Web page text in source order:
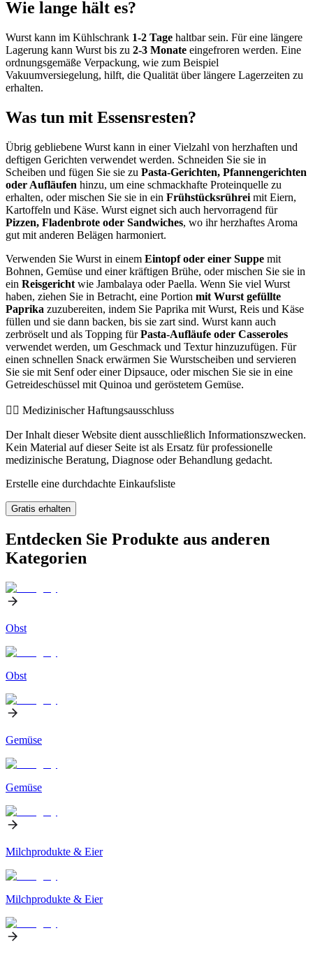
Wie lange hält es?
Wurst kann im Kühlschrank 1-2 Tage haltbar sein. Für eine längere
Lagerung kann Wurst bis zu 2-3 Monate eingefroren werden. Eine
ordnungsgemäße Verpackung, wie zum Beispiel
Vakuumversiegelung, hilft, die Qualität über längere Lagerzeiten zu
erhalten.
Was tun mit Essensresten?
Übrig gebliebene Wurst kann in einer Vielzahl von herzhaften und
deftigen Gerichten verwendet werden. Schneiden Sie sie in
Scheiben und fügen Sie sie zu Pasta-Gerichten, Pfannengerichten
oder Aufläufen hinzu, um eine schmackhafte Proteinquelle zu
erhalten, oder mischen Sie sie in ein Frühstücksrührei mit Eiern,
Kartoffeln und Käse. Wurst eignet sich auch hervorragend für
Pizzen, Fladenbrote oder Sandwiches, wo ihr herzhaftes Aroma
gut mit anderen Belägen harmoniert.
Verwenden Sie Wurst in einem Eintopf oder einer Suppe mit
Bohnen, Gemüse und einer kräftigen Brühe, oder mischen Sie sie in
ein Reisgericht wie Jambalaya oder Paella. Wenn Sie viel Wurst
haben, ziehen Sie in Betracht, eine Portion mit Wurst gefüllte
Paprika zuzubereiten, indem Sie Paprika mit Wurst, Reis und Käse
füllen und sie dann backen, bis sie zart sind. Wurst kann auch
zerbröselt und als Topping fürPasta-Aufläufe oder Casseroles
verwendet werden, um Geschmack und Textur hinzuzufügen. Für
einen schnellen Snack erwärmen Sie Wurstscheiben und servieren
Sie sie mit Senf oder einer Dipsauce, oder mischen Sie sie in eine
Getreideschüssel mit Quinoa und geröstetem Gemüse.
👨‍⚕️️ Medizinischer Haftungsausschluss
Der Inhalt dieser Website dient ausschließlich Informationszwecken.
Kein Material auf dieser Seite ist als Ersatz für professionelle
medizinische Beratung, Diagnose oder Behandlung gedacht.
Erstelle eine durchdachte Einkaufsliste
Gratis erhalten
Entdecken Sie Produkte aus anderen
Kategorien
Obst
Obst
Gemüse
Gemüse
Milchprodukte & Eier
Milchprodukte & Eier